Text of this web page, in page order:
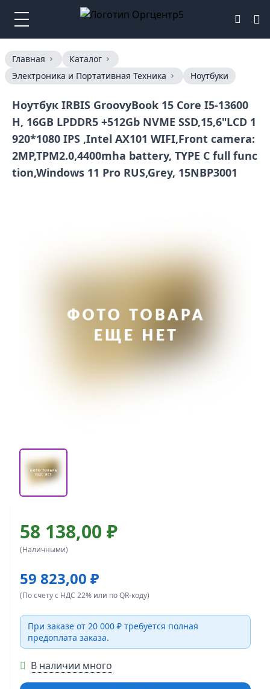
Главная
Каталог
Электроника и Портативная Техника
Ноутбуки
Ноутбук IRBIS GroovyBook 15 Core I5-13600
H, 16GB LPDDR5 +512Gb NVME SSD,15,6"LCD 1
920*1080 IPS ,Intel AX101 WIFI,Front camera:
2MP,TPM2.0,4400mha battery, TYPE C full func
tion,Windows 11 Pro RUS,Grey, 15NBP3001
58 138,00 ₽
(Наличными)
59 823,00 ₽
(По счету с НДС 22% или по QR-коду)
При заказе от 20 000 ₽ требуется полная
предоплата заказа.
В наличии много